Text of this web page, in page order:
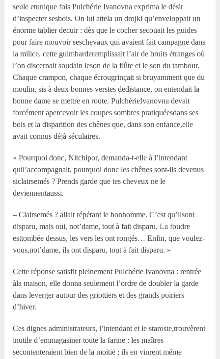
seule etunique fois Pulchérie Ivanovna exprima le désir
d’inspecter sesbois. On lui attela un drojki qu’enveloppait un
énorme tablier decuir : dès que le cocher secouait les guides
pour faire mouvoir seschevaux qui avaient fait campagne dans
la milice, cette guimbarderemplissait l’air de bruits étranges où
l’on discernait soudain leson de la flûte et le son du tambour.
Chaque crampon, chaque écrougrinçait si bruyamment que du
moulin, sis à deux bonnes verstes dedistance, on entendait la
bonne dame se mettre en route. PulchérieIvanovna devait
forcément apercevoir les coupes sombres pratiquéesdans ses
bois et la disparition des chênes que, dans son enfance,elle
avait connus déjà séculaires.
« Pourquoi donc, Nitchipor, demanda-t-elle à l’intendant
quil’accompagnait, pourquoi donc les chênes sont-ils devenus
siclairsemés ? Prends garde que tes cheveux ne le
deviennentaussi.
– Clairsemés ? allait répétant le bonhomme. C’est qu’ilsont
disparu, mais oui, not’dame, tout à fait disparu. La foudre
esttombée dessus, les vers les ont rongés… Enfin, que voulez-
vous,not’dame, ils ont disparu, tout à fait disparu. »
Cette réponse satisfit pleinement Pulchérie Ivanovna : rentrée
àla maison, elle donna seulement l’ordre de doubler la garde
dans leverger autour des griottiers et des grands poiriers
d’hiver.
Ces dignes administrateurs, l’intendant et le staroste,trouvèrent
inutile d’emmagasiner toute la farine : les maîtres
secontenteraient bien de la moitié ; ils en vinrent même